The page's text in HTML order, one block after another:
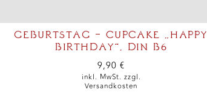
GEBURTSTAG – CUPCAKE „HAPPY
BIRTHDAY“, DIN B6
9,90€
inkl. MwSt. zzgl.
Versandkosten